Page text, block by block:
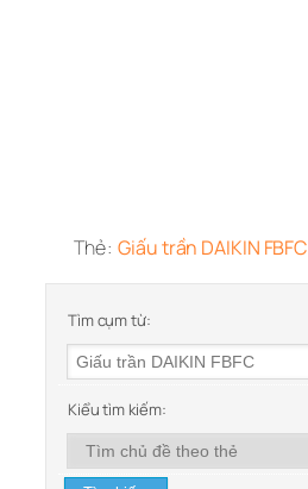
Thẻ:Giấu trần DAIKIN FBFC
Tìm cụm từ:
Kiểu tìm kiếm: